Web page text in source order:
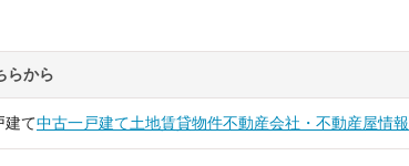
らから
建て中古一戸建て土地賃貸物件不動産会社・不動産屋情報